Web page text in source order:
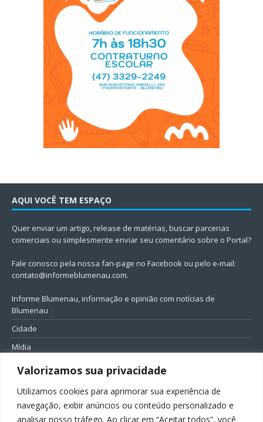
Valorizamos sua privacidade
Utilizamos cookies para aprimorar sua experiência de
navegação, exibir anúncios ou conteúdo personalizado e
analisar nosso tráfego. Ao clicar em “Aceitar todos”, você
AQUI VOCÊ TEM ESPAÇO
Quer enviar um artigo, release de matérias, buscar parcerias
comerciais ou simplesmente enviar seu comentário sobre o Portal?
Fale conosco pela nossa fan-page no Facebook ou pelo e-mail:
contato@informeblumenau.com.
Informe Blumenau, informação e opinião com notícias de
Blumenau
Cidade
Mídia
Entretenimento
Política